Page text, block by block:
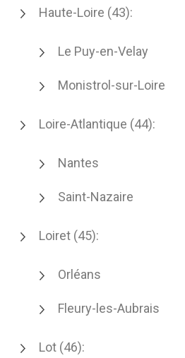
Haute-Loire (43):
Le Puy-en-Velay
Monistrol-sur-Loire
Loire-Atlantique (44):
Nantes
Saint-Nazaire
Loiret (45):
Orléans
Fleury-les-Aubrais
Lot (46):